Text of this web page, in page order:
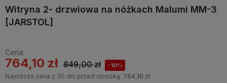
Witryna 2- drzwiowa na nóżkach Malumi MM-3
[JARSTOL]
Cena:
764,10 zł 849,00 zł -10%
Najniższa cena z 30 dni przed obniżką: 764,10 zł